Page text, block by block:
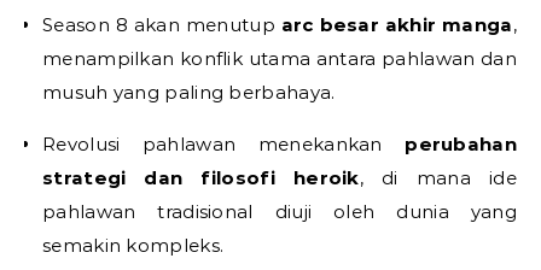
Season 8 akan menutup arc besar akhir manga,
menampilkan konflik utama antara pahlawan dan
musuh yang paling berbahaya.
Revolusi pahlawan menekankan perubahan
strategi dan filosofi heroik, di mana ide
pahlawan tradisional diuji oleh dunia yang
semakin kompleks.